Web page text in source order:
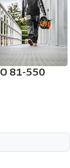
81-550